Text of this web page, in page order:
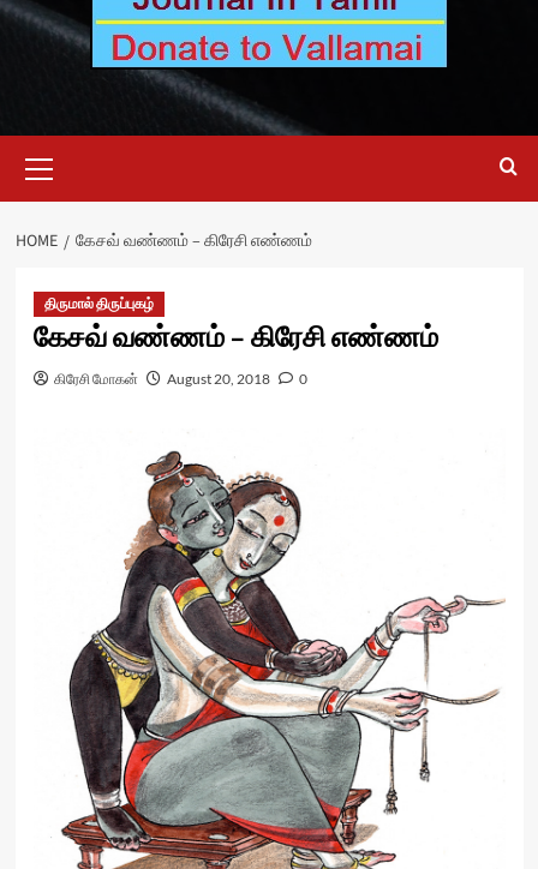
Menu
HOME கேசவ் வண்ணம் – கிரேசி எண்ணம்
திருமால் திருப்புகழ்
கேசவ் வண்ணம் – கிரேசி எண்ணம்
கிரேசி மோகன் August 20, 2018 0